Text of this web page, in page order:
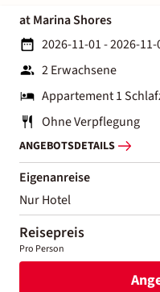
at Marina Shores
2026-11-01 - 2026-11-
2 Erwachsene
Appartement 1
Ohne Verpflegung
ANGEBOTSDETAILS
Eigenanreise
Nur Hotel
Reisepreis
Pro Person